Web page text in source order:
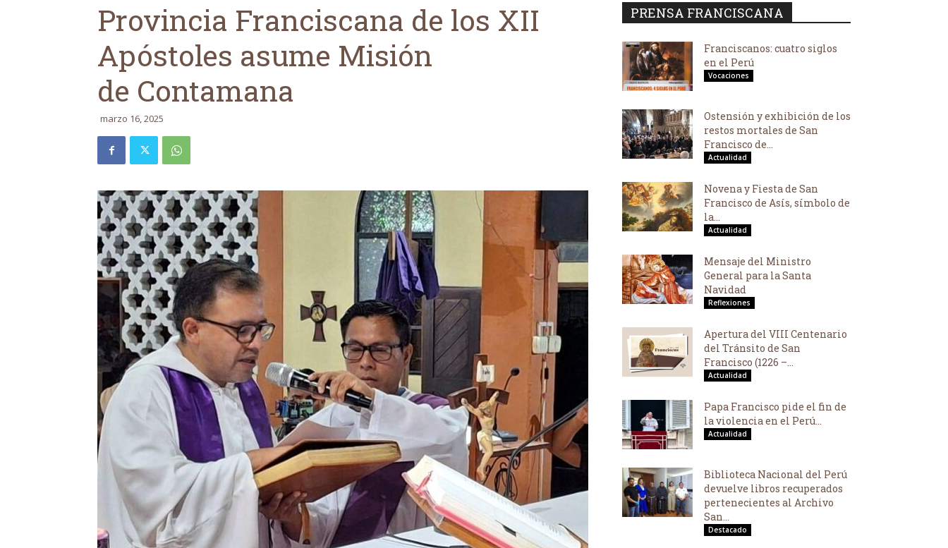
Provincia Franciscana de los XII
Apóstoles asume Misión
de Contamana
marzo 16, 2025
PRENSA FRANCISCANA
Franciscanos: cuatro siglos
en el Perú
Vocaciones
Ostensión y exhibición de los
restos mortales de San
Francisco de...
Actualidad
Novena y Fiesta de San
Francisco de Asís, símbolo de
la...
Actualidad
Mensaje del Ministro
General para la Santa
Navidad
Reflexiones
Apertura del VIII Centenario
del Tránsito de San
Francisco (1226 –...
Actualidad
Papa Francisco pide el fin de
la violencia en el Perú...
Actualidad
Biblioteca Nacional del Perú
devuelve libros recuperados
pertenecientes al Archivo
San...
Destacado